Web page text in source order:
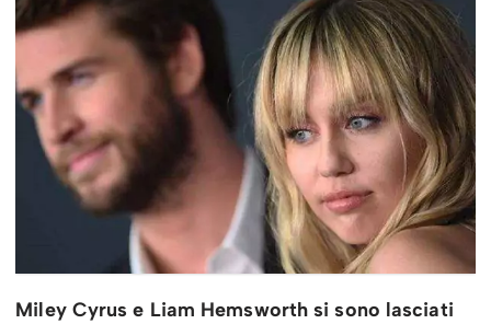
Miley Cyrus e Liam Hemsworth si sono lasciati